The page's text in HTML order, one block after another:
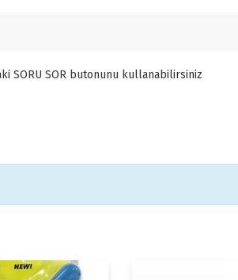
SORU SOR butonunu kullanabilirsiniz